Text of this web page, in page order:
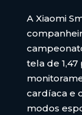
A Xiaomi
tela de
cardíaca e
modos